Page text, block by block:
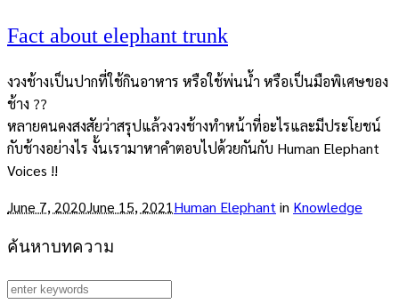
Fact about elephant trunk
งวงช้างเป็นปากที่ใช้กินอาหาร หรือใช้พ่นน้ำ หรือเป็นมือพิเศษของ
ช้าง ??
หลายคนคงสงสัยว่าสรุปแล้วงวงช้างทำหน้าที่อะไรและมีประโยชน์
กับช้างอย่างไร งั้นเรามาหาคำตอบไปด้วยกันกับ Human Elephant
Voices !!
June 7, 2020June 15, 2021 Human Elephant in Knowledge
ค้นหาบทความ